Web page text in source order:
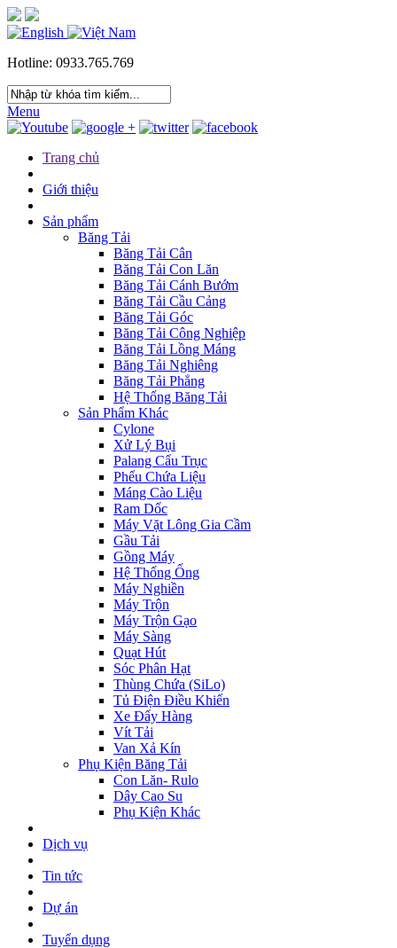
Hotline: 0933.765.769
Menu
Trang chủ
Giới thiệu
Sản phẩm
Băng Tải
Băng Tải Cân
Băng Tải Con Lăn
Băng Tải Cánh Bướm
Băng Tải Cầu Cảng
Băng Tải Góc
Băng Tải Công Nghiệp
Băng Tải Lồng Máng
Băng Tải Nghiêng
Băng Tải Phẳng
Hệ Thống Băng Tải
Sản Phẩm Khác
Cylone
Xử Lý Bụi
Palang Cẩu Trục
Phểu Chứa Liệu
Máng Cào Liệu
Ram Dốc
Máy Vặt Lông Gia Cầm
Gầu Tải
Gồng Máy
Hệ Thống Ống
Máy Nghiền
Máy Trộn
Máy Trộn Gạo
Máy Sàng
Quạt Hút
Sóc Phân Hạt
Thùng Chứa (SiLo)
Tủ Điện Điều Khiển
Xe Đẩy Hàng
Vít Tải
Van Xả Kín
Phụ Kiện Băng Tải
Con Lăn- Rulo
Dây Cao Su
Phụ Kiện Khác
Dịch vụ
Tin tức
Dự án
Tuyển dụng